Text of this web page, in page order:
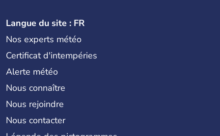
Langue du site : FR
Nos experts météo
Certificat d'intempéries
Alerte météo
Nous connaître
Nous rejoindre
Nous contacter